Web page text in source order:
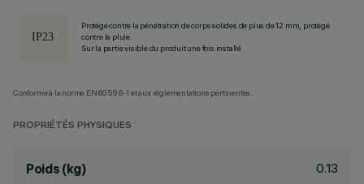
Protégé contre la pénétration de corps solides de plus de 12 mm, protégé
contre la pluie.
Sur la partie visible du produit une fois installé
Conforme à la norme EN60598-1 et aux réglementations pertinentes.
PROPRIÉTÉS PHYSIQUES
Poids (kg) 0.13